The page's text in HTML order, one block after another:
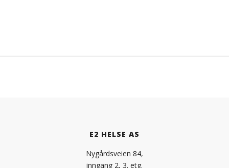
E2 HELSE AS
Nygårdsveien 84,
inngang 2, 3. etg.